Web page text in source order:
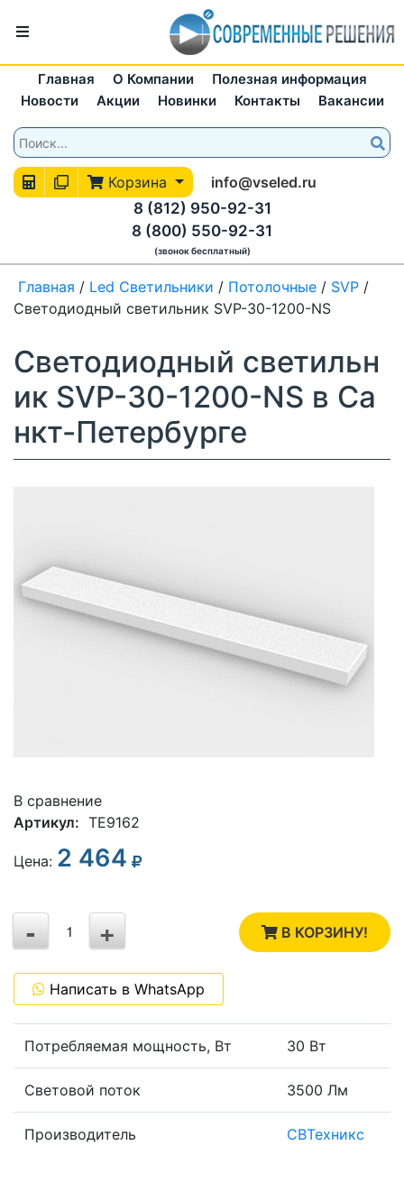
Главная О Компании
Полезная информация
Новости
Акции Новинки Контакты Вакансии
Корзина
info@vseled.ru
8 (812) 950-92-31
8 (800) 550-92-31
(звонок бесплатный)
Главная / Led Светильники / Потолочные / SVP /
Светодиодный светильник SVP-30-1200-NS
Светодиодный светильн
ик SVP-30-1200-NS в Са
нкт-Петербурге
В сравнение
Артикул: TE9162
Цена: 2 464
3
1
-1
+
- В КОРЗИНУ!
Написать в WhatsApp
Потребляемая мощность, Вт 30 Вт
Световой поток 3500 Лм
Производитель СВТехникс